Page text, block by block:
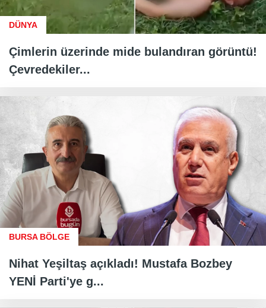
DÜNYA
Çimlerin üzerinde mide bulandıran görüntü!
Çevredekiler...
BURSA BÖLGE
Nihat Yeşiltaş açıkladı! Mustafa Bozbey
YENİ Parti'ye g...